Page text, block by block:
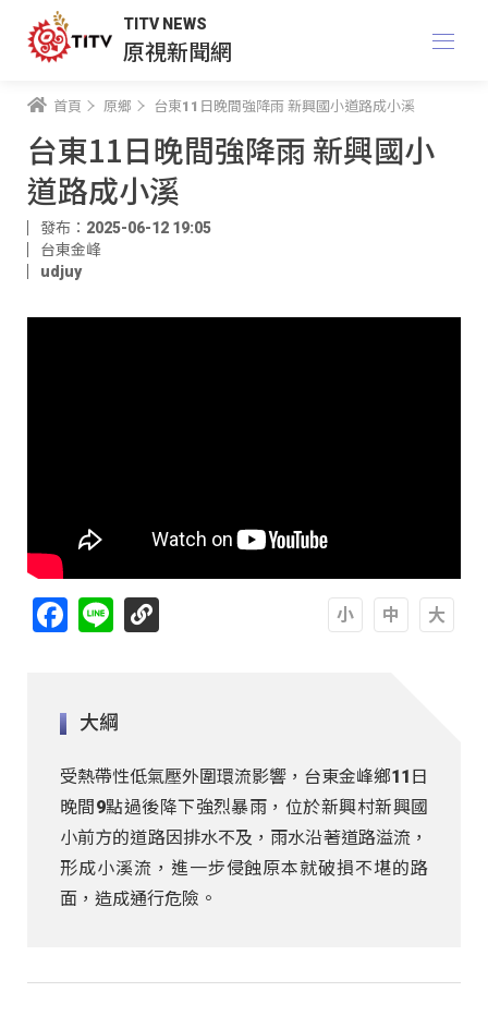
TITV NEWS
原視新聞網
首頁 原鄉 台東11日晚間強降雨 新興國小道路成小溪
台東11日晚間強降雨 新興國小
道路成小溪
發布：2025-06-12 19:05
台東金峰
udjuy
Facebook
Line
大綱
受熱帶性低氣壓外圍環流影響，台東金峰鄉11日
晚間9點過後降下強烈暴雨，位於新興村新興國
小前方的道路因排水不及，雨水沿著道路溢流，
形成小溪流，進一步侵蝕原本就破損不堪的路
面，造成通行危險。